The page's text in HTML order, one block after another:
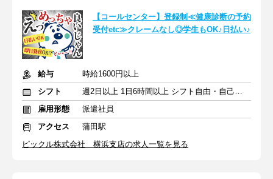
【コールセンター】登録制≪健康診断の予約
受付etc≫クレームなし◎学生もOK♪日払い♪
給与
時給1600円以上
シフト
週2日以上 1日6時間以上 シフト自由・自己申告
雇用形態
派遣社員
アクセス
蒲田駅
ピックル株式会社 横浜支店の求人一覧を見る